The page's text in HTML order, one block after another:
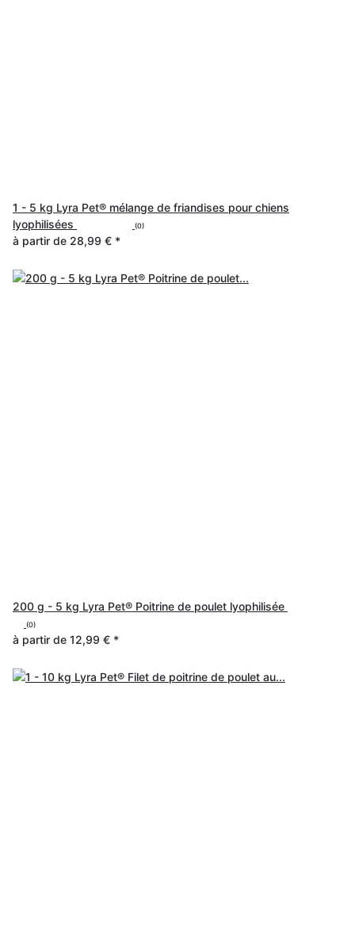
1 - 5 kg Lyra Pet® mélange de friandises pour chiens
lyophilisées
(0)
à partir de 28,99 € *
200 g - 5 kg Lyra Pet® Poitrine de poulet lyophilisée
(0)
à partir de 12,99 € *